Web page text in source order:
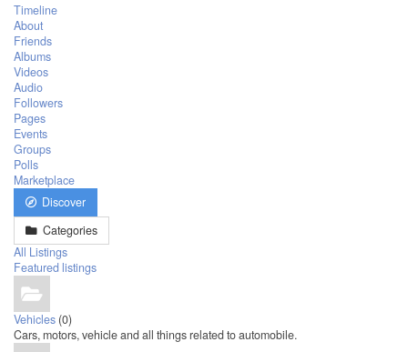
Timeline
About
Friends
Albums
Videos
Audio
Followers
Pages
Events
Groups
Polls
Marketplace
Discover
Categories
All Listings
Featured listings
Vehicles (0)
Cars, motors, vehicle and all things related to automobile.